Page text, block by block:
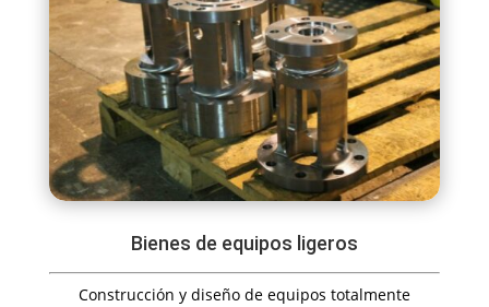
Bienes de equipos ligeros
Construcción y diseño de equipos totalmente